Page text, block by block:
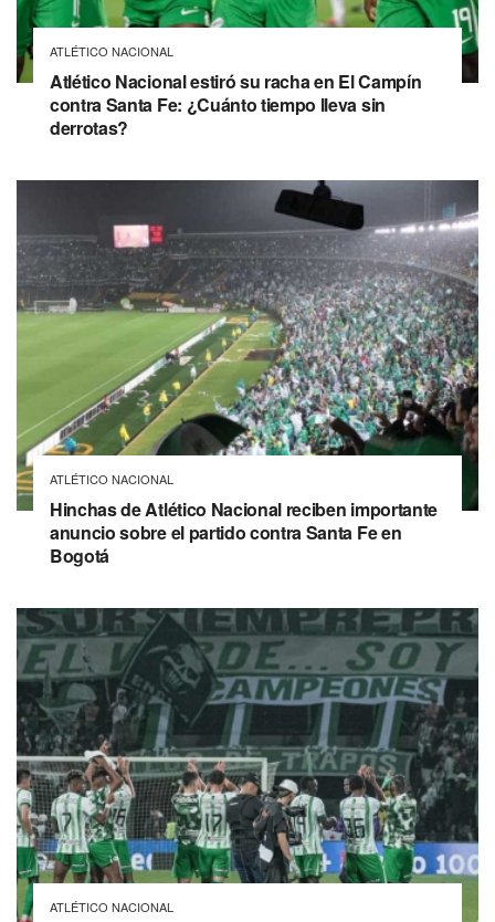
ATLÉTICO NACIONAL
Atlético Nacional estiró su racha en El Campín
contra Santa Fe: ¿Cuánto tiempo lleva sin
derrotas?
ATLÉTICO NACIONAL
Hinchas de Atlético Nacional reciben importante
anuncio sobre el partido contra Santa Fe en
Bogotá
ATLÉTICO NACIONAL